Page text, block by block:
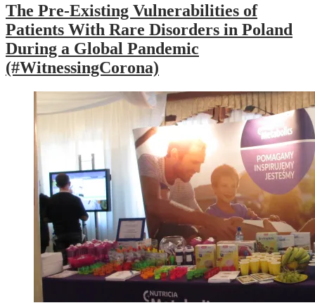
The Pre-Existing Vulnerabilities of
Patients With Rare Disorders in Poland
During a Global Pandemic
(#WitnessingCorona)